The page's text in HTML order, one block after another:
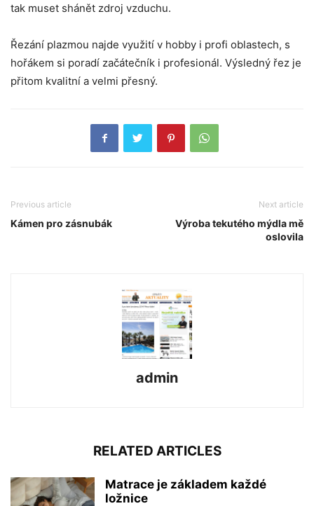
tak muset shánět zdroj vzduchu.
Řezání plazmou najde využití v hobby i profi oblastech, s
hořákem si poradí začátečník i profesionál. Výsledný řez je
přitom kvalitní a velmi přesný.
Previous article
Kámen pro zásnubák
Next article
Výroba tekutého mýdla mě
oslovila
admin
RELATED ARTICLES
Matrace je základem každé
ložnice